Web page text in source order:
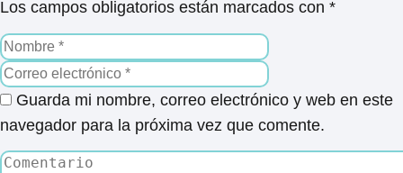
Los campos obligatorios están marcados con *
Guarda mi nombre, correo electrónico y web en este
navegador para la próxima vez que comente.